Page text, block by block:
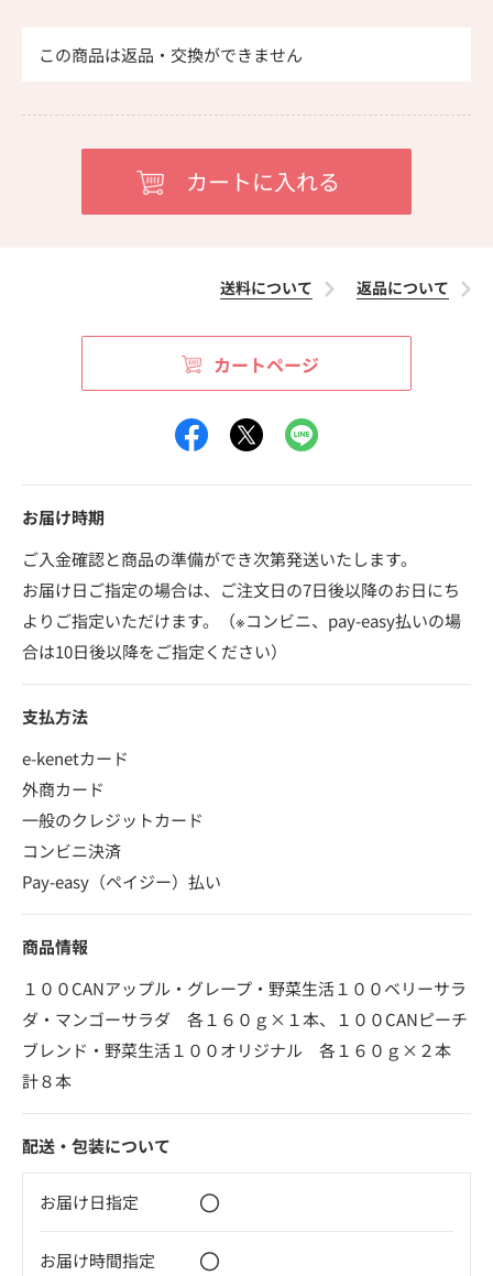
この商品は返品・交換ができません
送料について 返品について
カートページ
お届け時期
ご入金確認と商品の準備ができ次第発送いたします。
お届け日ご指定の場合は、ご注文日の7日後以降のお日にち
よりご指定いただけます。（※コンビニ、pay-easy払いの場
合は10日後以降をご指定ください）
支払方法
e-kenetカード
外商カード
一般のクレジットカード
コンビニ決済
Pay-easy（ペイジー）払い
商品情報
１００CANアップル・グレープ・野菜生活１００ベリーサラ
ダ・マンゴーサラダ 各１６０ｇ×１本、１００CANピーチ
ブレンド・野菜生活１００オリジナル 各１６０ｇ×２本
計８本
配送・包装について
お届け日指定 〇
お届け時間指定 〇